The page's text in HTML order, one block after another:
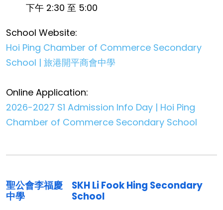
下午 2:30 至 5:00
School Website:
Hoi Ping Chamber of Commerce Secondary
School | 旅港開平商會中學
Online Application:
2026-2027 S1 Admission Info Day | Hoi Ping
Chamber of Commerce Secondary School
聖公會李福慶
中學
SKH Li Fook Hing Secondary
School